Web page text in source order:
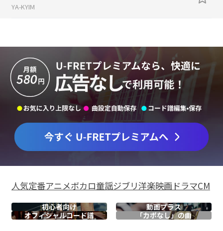
YA-KYIM
人気定番アニメボカロ童謡ジブリ洋楽映画ドラマCM
初心者向け
動画プラス
オフィシャルコード譜 「カポなし」の曲